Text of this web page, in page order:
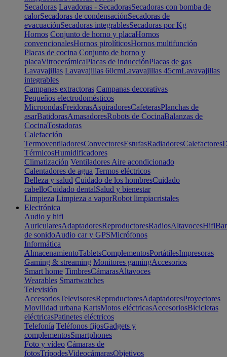
Secadoras Lavadoras - SecadorasSecadoras con bomba de
calorSecadoras de condensaciónSecadoras de
evacuaciónSecadoras integrablesSecadoras por Kg
Hornos Conjunto de horno y placaHornos
convencionalesHornos pirolíticosHornos multifunción
Placas de cocina Conjunto de horno y
placaVitrocerámicaPlacas de inducciónPlacas de gas
Lavavajillas Lavavajillas 60cmLavavajillas 45cmLavavajillas
integrables
Campanas extractoras Campanas decorativas
Pequeños electrodomésticos
MicroondasFreidorasAspiradoresCafeterasPlanchas de
asarBatidorasAmasadoresRobots de CocinaBalanzas de
CocinaTostadoras
Calefacción
TermoventiladoresConvectoresEstufasRadiadoresCalefactores
TérmicosHumidificadores
Climatización Ventiladores Aire acondicionado
Calentadores de agua Termos eléctricos
Belleza y salud Cuidado de los hombresCuidado
cabelloCuidado dentalSalud y bienestar
Limpieza Limpieza a vaporRobot limpiacristales
Electrónica
Audio y hifi
AuricularesAdaptadoresReproductoresRadiosAltavocesHifi
de sonidoAudio car y GPSMicrófonos
Informática
AlmacenamientoTabletsComplementosPortátilesImpresoras
Gaming & streaming Monitores gamingAccesorios
Smart home TimbresCámarasAltavoces
Wearables Smartwatches
Televisión
AccesoriosTelevisoresReproductoresAdaptadoresProyectores
Movilidad urbana KartsMotos eléctricasAccesoriosBicicletas
eléctricasPatinetes eléctricos
Telefonía Teléfonos fijosGadgets y
complementosSmartphones
Foto y vídeo Cámaras de
fotosTrípodesVideocámarasObjetivos